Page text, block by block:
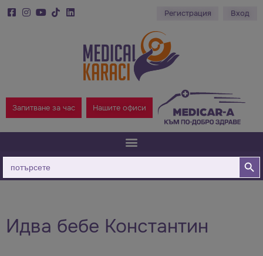
Регистрация Вход
Запитване за час Нашите офиси
Търсене
за:
Бутон
Идва бебе Константин